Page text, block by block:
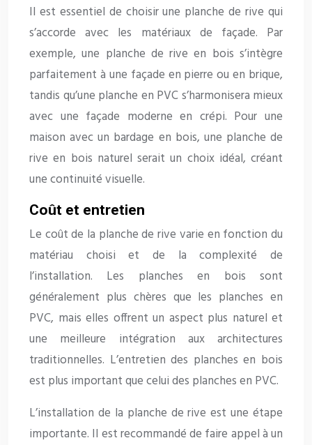
Il est essentiel de choisir une planche de rive qui
s’accorde avec les matériaux de façade. Par
exemple, une planche de rive en bois s’intègre
parfaitement à une façade en pierre ou en brique,
tandis qu’une planche en PVC s’harmonisera mieux
avec une façade moderne en crépi. Pour une
maison avec un bardage en bois, une planche de
rive en bois naturel serait un choix idéal, créant
une continuité visuelle.
Coût et entretien
Le coût de la planche de rive varie en fonction du
matériau choisi et de la complexité de
l’installation. Les planches en bois sont
généralement plus chères que les planches en
PVC, mais elles offrent un aspect plus naturel et
une meilleure intégration aux architectures
traditionnelles. L’entretien des planches en bois
est plus important que celui des planches en PVC.
L’installation de la planche de rive est une étape
importante. Il est recommandé de faire appel à un